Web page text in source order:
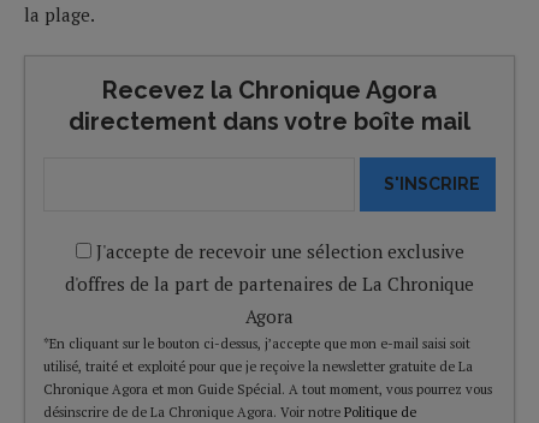
la plage.
Recevez la Chronique Agora
directement dans votre boîte mail
S'INSCRIRE
J'accepte de recevoir une sélection exclusive
d'offres de la part de partenaires de La Chronique
Agora
*En cliquant sur le bouton ci-dessus, j’accepte que mon e-mail saisi soit
utilisé, traité et exploité pour que je reçoive la newsletter gratuite de La
Chronique Agora et mon Guide Spécial. A tout moment, vous pourrez vous
désinscrire de de La Chronique Agora. Voir notre Politique de